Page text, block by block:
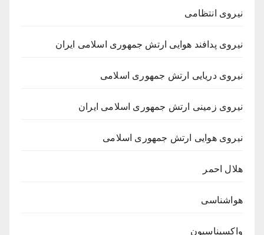
نیروی انتظامی
نیروی پدافند هوایی ارتش جمهوری اسلامی ایران
نیروی دریایی ارتش جمهوری اسلامی
نیروی زمینی ارتش جمهوری اسلامی ایران
نیروی هوایی ارتش جمهوری اسلامی
هلال احمر
هواشناسی
واکسیناسیون